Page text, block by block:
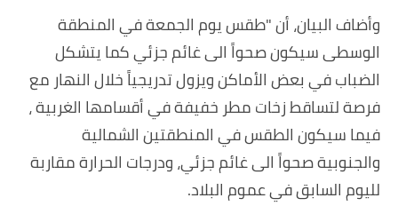
وأضاف البيان، أن "طقس يوم الجمعة في المنطقة
الوسطى سيكون صحواً الى غائم جزئي كما يتشكل
الضباب في بعض الأماكن ويزول تدريجياً خلال النهار مع
فرصة لتساقط زخات مطر خفيفة في أقسامها الغربية ،
فيما سيكون الطقس في المنطقتين الشمالية
والجنوبية صحواً الى غائم جزئي، ودرجات الحرارة مقاربة
لليوم السابق في عموم البلاد.